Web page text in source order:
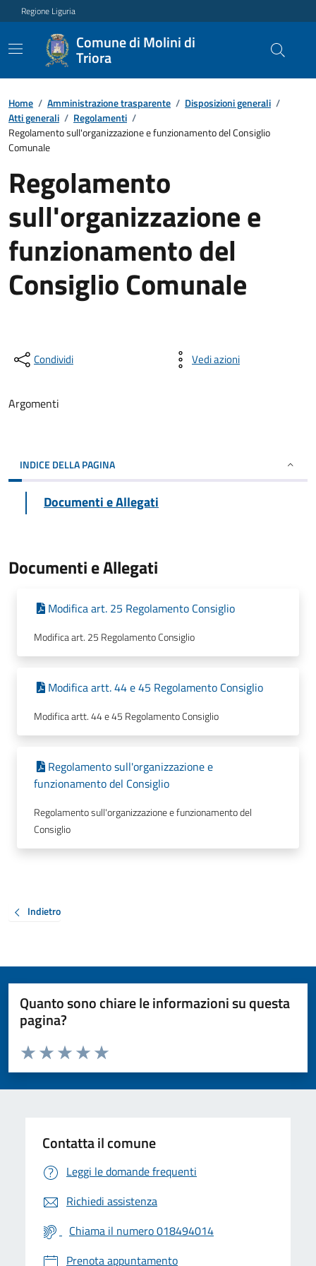
Regione Liguria
Comune di Molini di
Triora
Home / Amministrazione trasparente / Disposizioni generali /
Atti generali / Regolamenti /
Regolamento sull'organizzazione e funzionamento del Consiglio
Comunale
Regolamento
sull'organizzazione e
funzionamento del
Consiglio Comunale
Condividi Vedi azioni
Argomenti
INDICE DELLA PAGINA
Documenti e Allegati
Documenti e Allegati
Modifica art. 25 Regolamento Consiglio
Modifica art. 25 Regolamento Consiglio
Modifica artt. 44 e 45 Regolamento Consiglio
Modifica artt. 44 e 45 Regolamento Consiglio
Regolamento sull'organizzazione e
funzionamento del Consiglio
Regolamento sull'organizzazione e funzionamento del
Consiglio
Indietro
Quanto sono chiare le informazioni su questa
pagina?
Valuta da 1 a 5 stelle la pagina
Valuta 5 stelle su 5
Valuta 4 stelle su 5
Valuta 3 stelle su 5
Valuta 2 stelle su 5
Valuta 1 stelle su 5
Contatta il comune
Leggi le domande frequenti
Richiedi assistenza
Chiama il numero 018494014
Prenota appuntamento